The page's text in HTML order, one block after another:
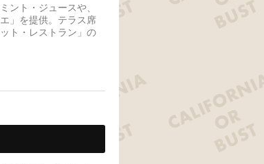
ント・ジュースや、
」を提供。テラス席
ト・レストラン」の